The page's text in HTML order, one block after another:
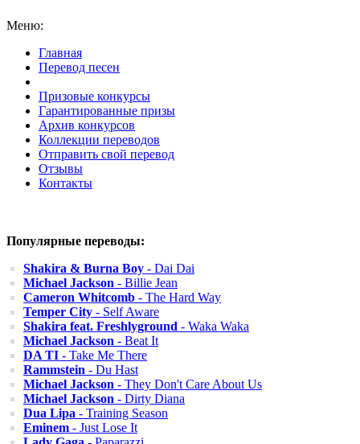
Меню:
Главная
Перевод песен
Призовые конкурсы
Гарантированные призы
Архив конкурсов
Коллекции переводов
Отправить свой перевод
Отзывы
Контакты
Популярные переводы:
Shakira & Burna Boy - Dai Dai
Michael Jackson - Billie Jean
Cameron Whitcomb - The Hard Way
Temper City - Self Aware
Shakira feat. Freshlyground - Waka Waka
Michael Jackson - Beat It
DA TI - Take Me There
Rammstein - Du Hast
Michael Jackson - They Don't Care About Us
Michael Jackson - Dirty Diana
Dua Lipa - Training Season
Eminem - Just Lose It